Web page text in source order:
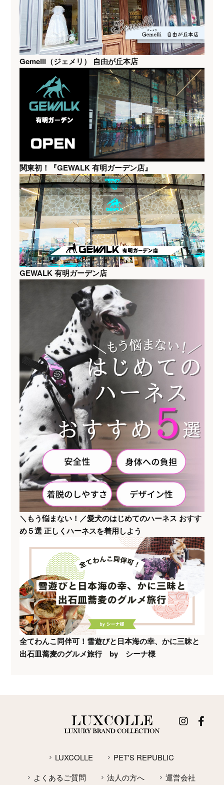
Gemelli（ジェメリ） 自由が丘本店
関東初！『GEWALK 有明ガーデン店』
GEWALK 有明ガーデン店
＼もう悩まない！／愛犬のはじめてのハーネス おすす
め５選 正しくハーネスを着用しよう
全てわんこ同伴可！雪遊びと日本海の幸、かに三昧と
出石皿蕎麦のグルメ旅行 by シーナ様
LUXCOLLE
PET'S REPUBLIC
よくあるご質問
法人の方へ 運営会社